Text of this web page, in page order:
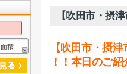
【吹田市・摂
【吹田市・摂
！！本日のご紹
面積